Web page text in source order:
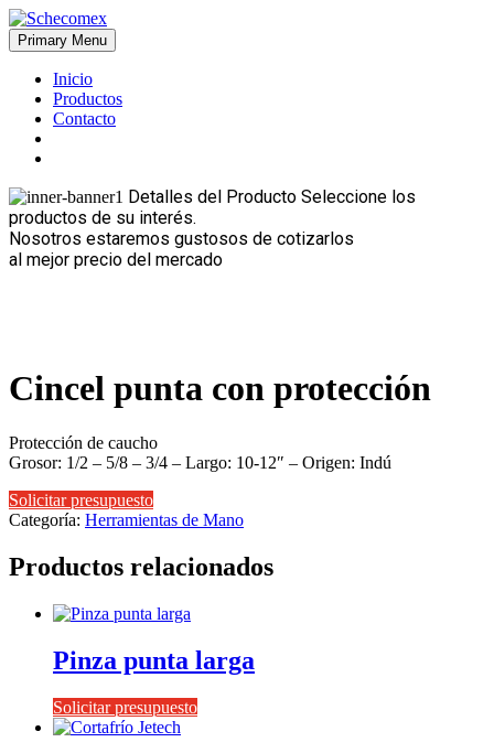
Skip
to
content
Schecomex
Herramientas, materiales y acabados para la construcción
Primary Menu
Inicio
Productos
Contacto
Detalles del Producto Seleccione los
productos de su interés.
Nosotros estaremos gustosos de cotizarlos
al mejor precio del mercado
Cincel punta con protección
Protección de caucho
Grosor: 1/2 – 5/8 – 3/4 – Largo: 10-12″ – Origen: Indú
Solicitar presupuesto
Categoría: Herramientas de Mano
Productos relacionados
Pinza punta larga
Solicitar presupuesto